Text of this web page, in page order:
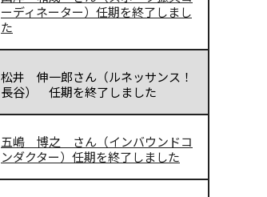
ーディネーター）任期を終了しまし
た
松井 伸一郎さん（ルネッサンス！
長谷） 任期を終了しました
五嶋 博之 さん（インバウンドコ
ンダクター）任期を終了しました